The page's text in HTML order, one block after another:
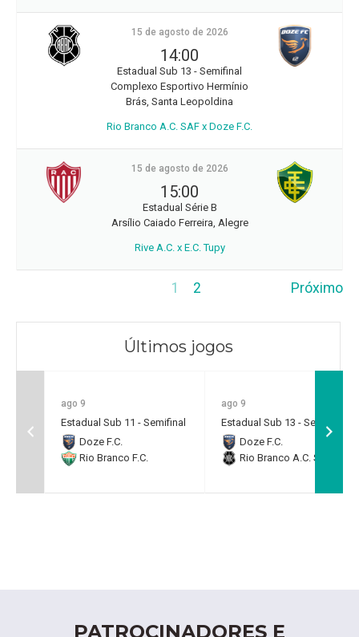
15 de agosto de 2026
14:00
Estadual Sub 13 - Semifinal
Complexo Esportivo Hermínio
Brás, Santa Leopoldina
Rio Branco A.C. SAF x Doze F.C.
15 de agosto de 2026
15:00
Estadual Série B
Arsílio Caiado Ferreira, Alegre
Rive A.C. x E.C. Tupy
1 2 Próximo
Últimos jogos
ago 9
Estadual Sub 11 - Semifinal
Doze F.C.
Rio Branco F.C.
ago 9
Estadual Sub 13 - Semifinal
Doze F.C.
Rio Branco A.C. SAF
PATROCINADORES E